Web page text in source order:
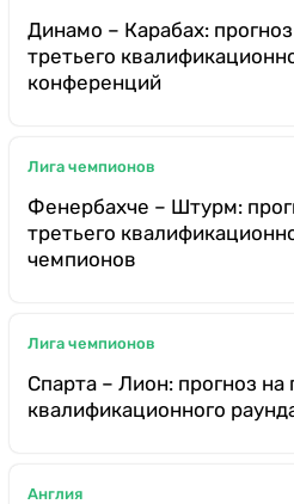
Динамо – Карабах:
третьего
конференций
Лига чемпионов
Фенербахче – Штурм:
третьего
чемпионов
Лига чемпионов
Спарта – Лион: прогноз на
квалификационного
Англия